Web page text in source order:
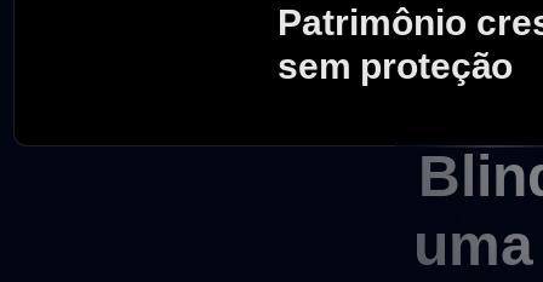
Patrimônio
sem proteção